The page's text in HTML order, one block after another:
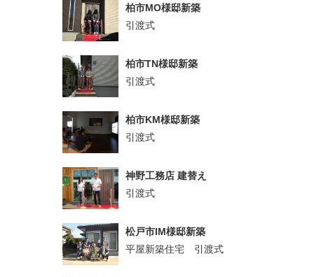
柏市MO様邸新築
引渡式
柏市TN様邸新築
引渡式
柏市KM様邸新築
引渡式
神野工務店 建替え
引渡式
松戸市IM様邸新築
平屋新築住宅 引渡式